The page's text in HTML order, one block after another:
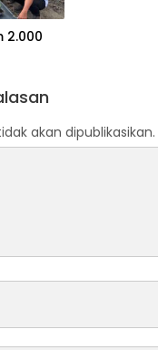
2.000
akan dipublikasikan.